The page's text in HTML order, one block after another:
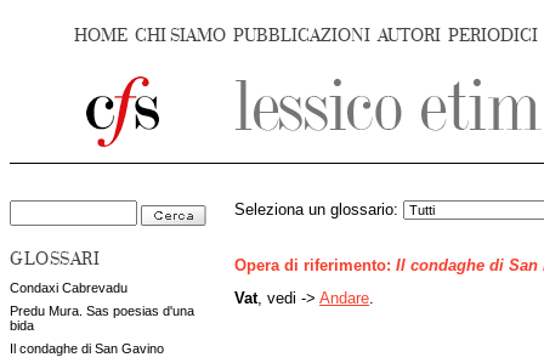
HOME CHI SIAMO PUBBLICAZIONI AUTORI PERIODICI
GLOSSARI
Condaxi Cabrevadu
Predu Mura. Sas poesias d'una
bida
Il condaghe di San Gavino
Seleziona un glossario:
Opera di riferimento: Il condaghe di San
Vat, vedi -> Andare